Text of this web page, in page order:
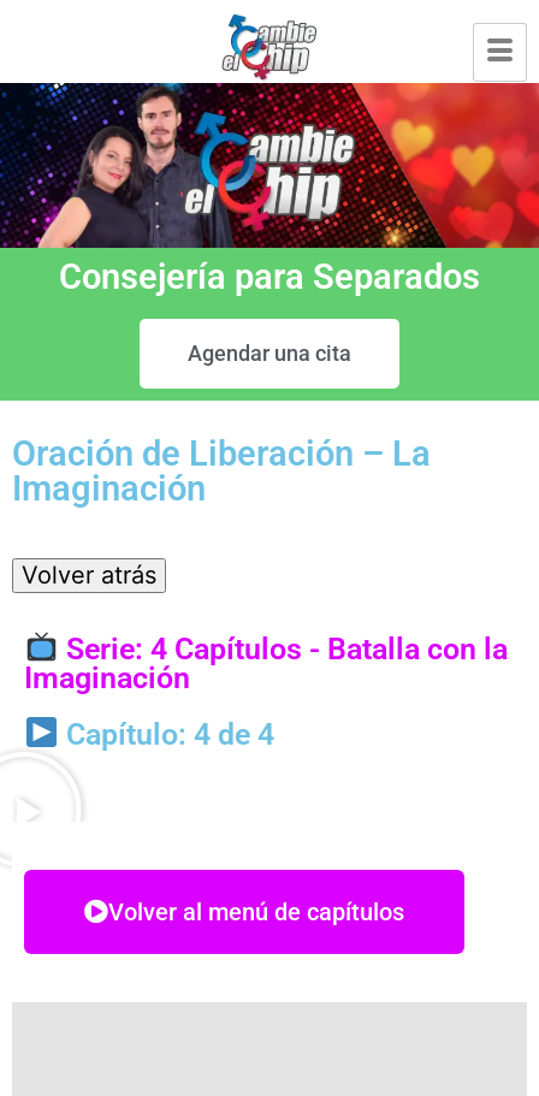
Consejería para Separados
Agendar una cita
Oración de Liberación – La
Imaginación
Serie: 4 Capítulos - Batalla con la
Imaginación
Capítulo: 4 de 4
Volver al menú de capítulos